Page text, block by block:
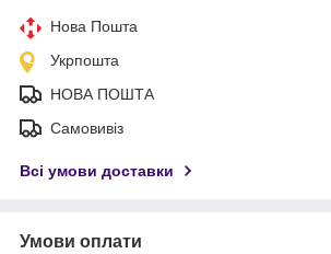
Нова Пошта
Укрпошта
НОВА ПОШТА
Самовивіз
Всі умови доставки
Умови оплати